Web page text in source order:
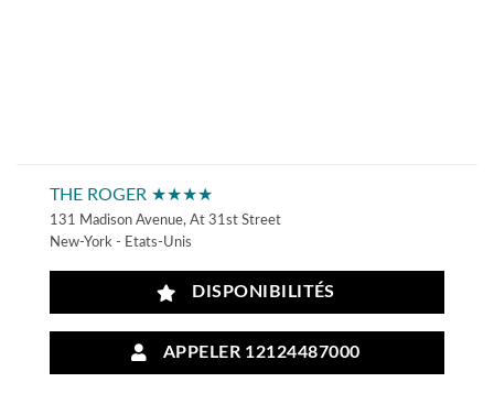
THE ROGER ★★★★
131 Madison Avenue, At 31st Street
New-York - Etats-Unis
DISPONIBILITÉS
APPELER 12124487000